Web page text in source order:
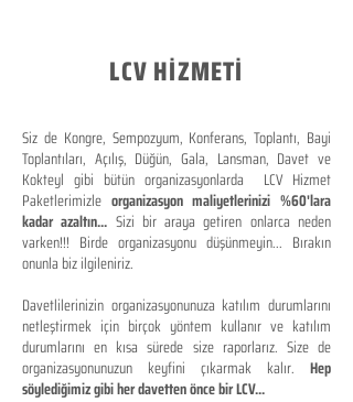
LCV HİZMETİ
Siz de Kongre, Sempozyum, Konferans, Toplantı, Bayi
Toplantıları, Açılış, Düğün, Gala, Lansman, Davet ve
Kokteyl gibi bütün organizasyonlarda LCV Hizmet
Paketlerimizle organizasyon maliyetlerinizi %60'lara
kadar azaltın... Sizi bir araya getiren onlarca neden
varken!!! Birde organizasyonu düşünmeyin... Bırakın
onunla biz ilgileniriz.
Davetlilerinizin organizasyonunuza katılım durumlarını
netleştirmek için birçok yöntem kullanır ve katılım
durumlarını en kısa sürede size raporlarız. Size de
organizasyonunuzun keyfini çıkarmak kalır. Hep
söylediğimiz gibi her davetten önce bir LCV...